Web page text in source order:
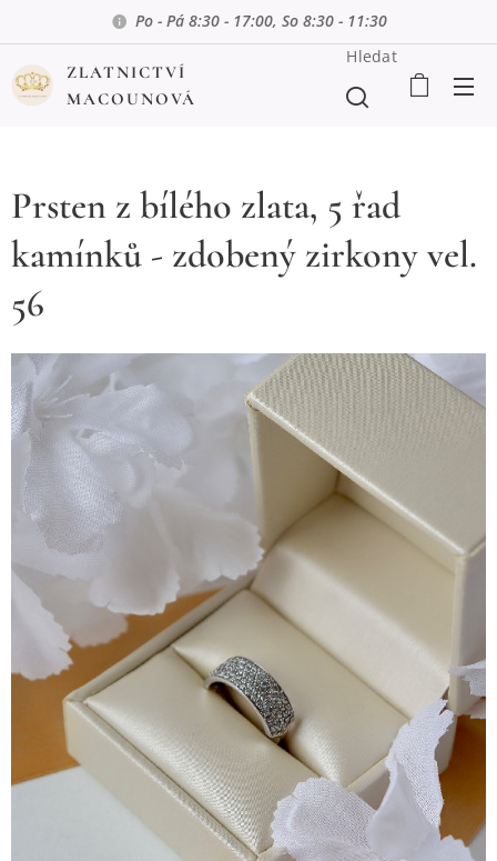
Po - Pá 8:30 - 17:00, So 8:30 - 11:30
ZLATNICTVÍ
MACOUNOVÁ
Hledat
Prsten z bílého zlata, 5 řad
kamínků - zdobený zirkony vel.
56